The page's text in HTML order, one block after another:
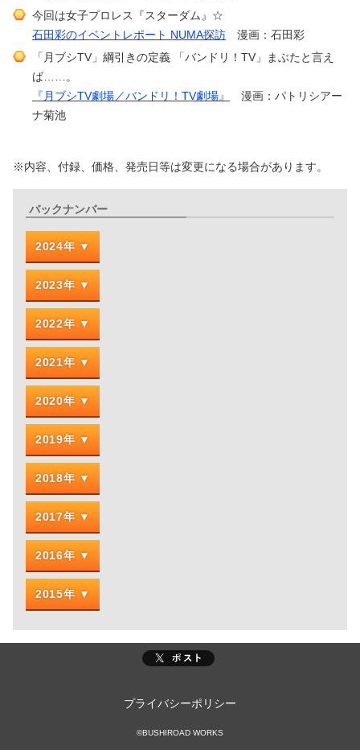
今回は女子プロレス『スターダム』☆
石田彩のイベントレポート NUMA探訪 漫画：石田彩
「月ブシTV」綱引きの定義 「バンドリ！TV」まぶたと言え
ば……。
『月ブシTV劇場／バンドリ！TV劇場』
漫画：パトリシアー
ナ菊池
※内容、付録、価格、発売日等は変更になる場合があります。
バックナンバー
2024年
2023年
2022年
2021年
2020年
2019年
2018年
2017年
2016年
2015年
プライバシーポリシー
©BUSHIROAD WORKS